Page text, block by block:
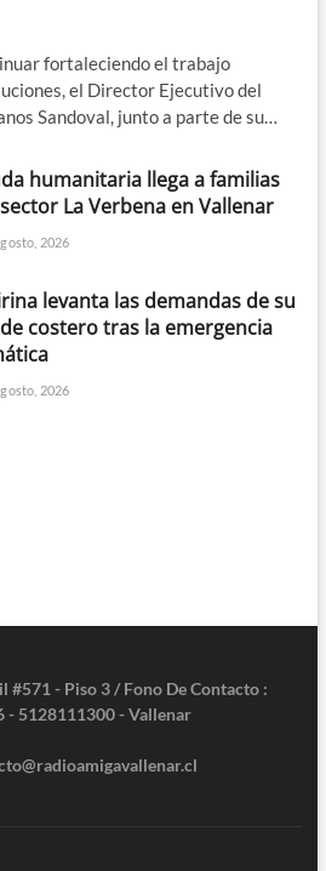
fortaleciendo el trabajo
el Director Ejecutivo del
Sandoval, junto a parte de su…
humanitaria llega a familias
La Verbena en Vallenar
2026
levanta las demandas de su
costero tras la emergencia
2026
#571 - Piso 3 / Fono De Contacto :
- 5128111300 - Vallenar